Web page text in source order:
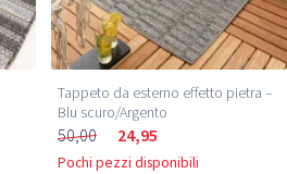
Tappeto da esterno effetto pietra –
Blu scuro/Argento
50,00 24,95
Pochi pezzi disponibili